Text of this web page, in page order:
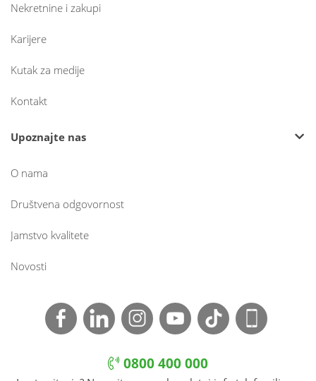
Nekretnine i zakupi
Karijere
Kutak za medije
Kontakt
Upoznajte nas
O nama
Društvena odgovornost
Jamstvo kvalitete
Novosti
0800 400 000